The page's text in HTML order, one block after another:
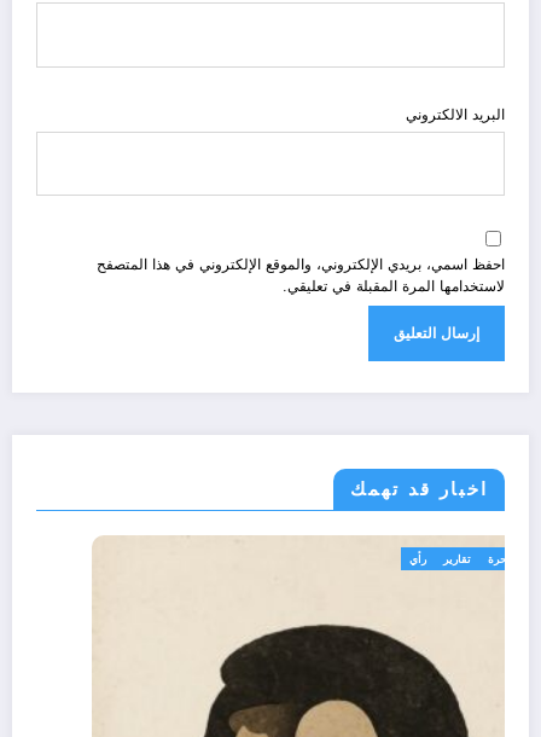
البريد الالكتروني
احفظ اسمي، بريدي الإلكتروني، والموقع الإلكتروني في هذا المتصفح
لاستخدامها المرة المقبلة في تعليقي.
اخبار قد تهمك
تعاليق حرة تقارير